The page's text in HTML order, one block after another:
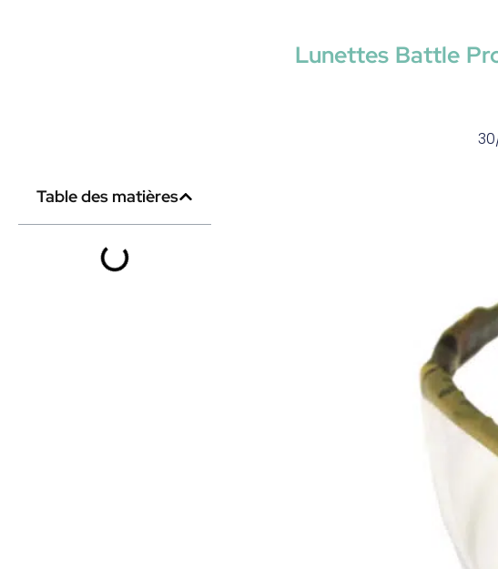
Lunettes Battle
Table des matières